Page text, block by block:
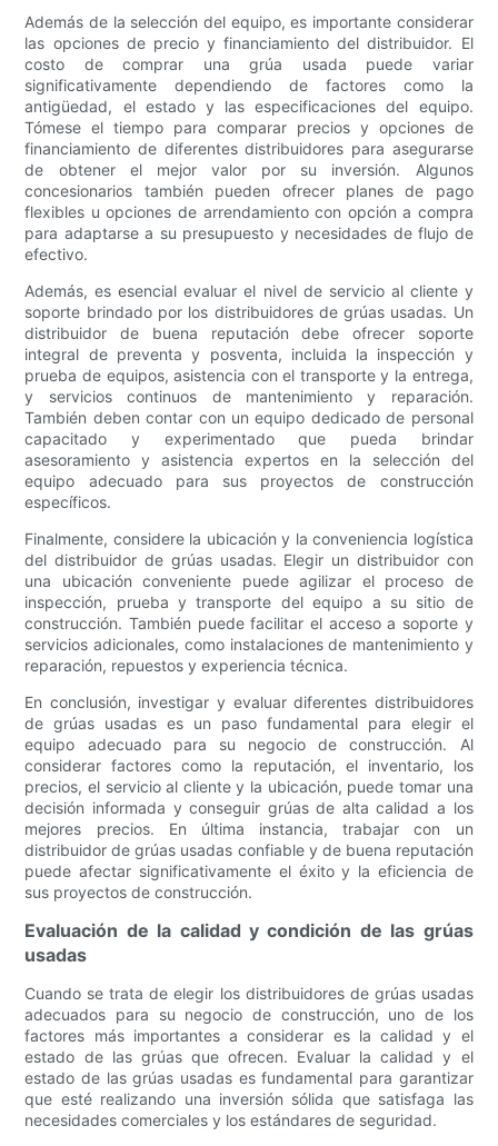
Además de la selección del equipo, es importante considerar
las opciones de precio y financiamiento del distribuidor. El
costo de comprar una grúa usada puede variar
significativamente dependiendo de factores como la
antigüedad, el estado y las especificaciones del equipo.
Tómese el tiempo para comparar precios y opciones de
financiamiento de diferentes distribuidores para asegurarse
de obtener el mejor valor por su inversión. Algunos
concesionarios también pueden ofrecer planes de pago
flexibles u opciones de arrendamiento con opción a compra
para adaptarse a su presupuesto y necesidades de flujo de
efectivo.
Además, es esencial evaluar el nivel de servicio al cliente y
soporte brindado por los distribuidores de grúas usadas. Un
distribuidor de buena reputación debe ofrecer soporte
integral de preventa y posventa, incluida la inspección y
prueba de equipos, asistencia con el transporte y la entrega,
y servicios continuos de mantenimiento y reparación.
También deben contar con un equipo dedicado de personal
capacitado y experimentado que pueda brindar
asesoramiento y asistencia expertos en la selección del
equipo adecuado para sus proyectos de construcción
específicos.
Finalmente, considere la ubicación y la conveniencia logística
del distribuidor de grúas usadas. Elegir un distribuidor con
una ubicación conveniente puede agilizar el proceso de
inspección, prueba y transporte del equipo a su sitio de
construcción. También puede facilitar el acceso a soporte y
servicios adicionales, como instalaciones de mantenimiento y
reparación, repuestos y experiencia técnica.
En conclusión, investigar y evaluar diferentes distribuidores
de grúas usadas es un paso fundamental para elegir el
equipo adecuado para su negocio de construcción. Al
considerar factores como la reputación, el inventario, los
precios, el servicio al cliente y la ubicación, puede tomar una
decisión informada y conseguir grúas de alta calidad a los
mejores precios. En última instancia, trabajar con un
distribuidor de grúas usadas confiable y de buena reputación
puede afectar significativamente el éxito y la eficiencia de
sus proyectos de construcción.
Evaluación de la calidad y condición de las grúas
usadas
Cuando se trata de elegir los distribuidores de grúas usadas
adecuados para su negocio de construcción, uno de los
factores más importantes a considerar es la calidad y el
estado de las grúas que ofrecen. Evaluar la calidad y el
estado de las grúas usadas es fundamental para garantizar
que esté realizando una inversión sólida que satisfaga las
necesidades comerciales y los estándares de seguridad.